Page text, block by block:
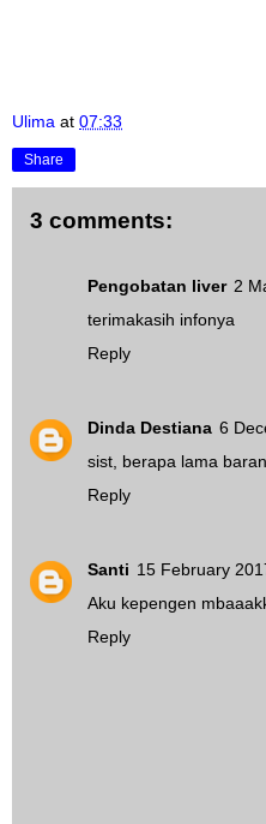
Ulima at 07:33
Share
3 comments:
Pengobatan liver 2
terimakasih infonya
Reply
Dinda Destiana 6
sist, berapa lama
Reply
Santi 15 February
Aku kepengen
Reply